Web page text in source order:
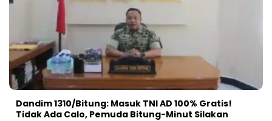
Dandim 1310/Bitung: Masuk TNI AD 100% Gratis!
Tidak Ada Calo, Pemuda Bitung-Minut Silakan